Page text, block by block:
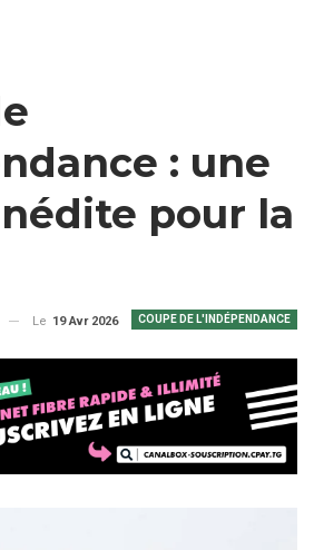
: une
pour la
COUPE DE L'INDÉPENDANCE
Le 19 Avr 2026